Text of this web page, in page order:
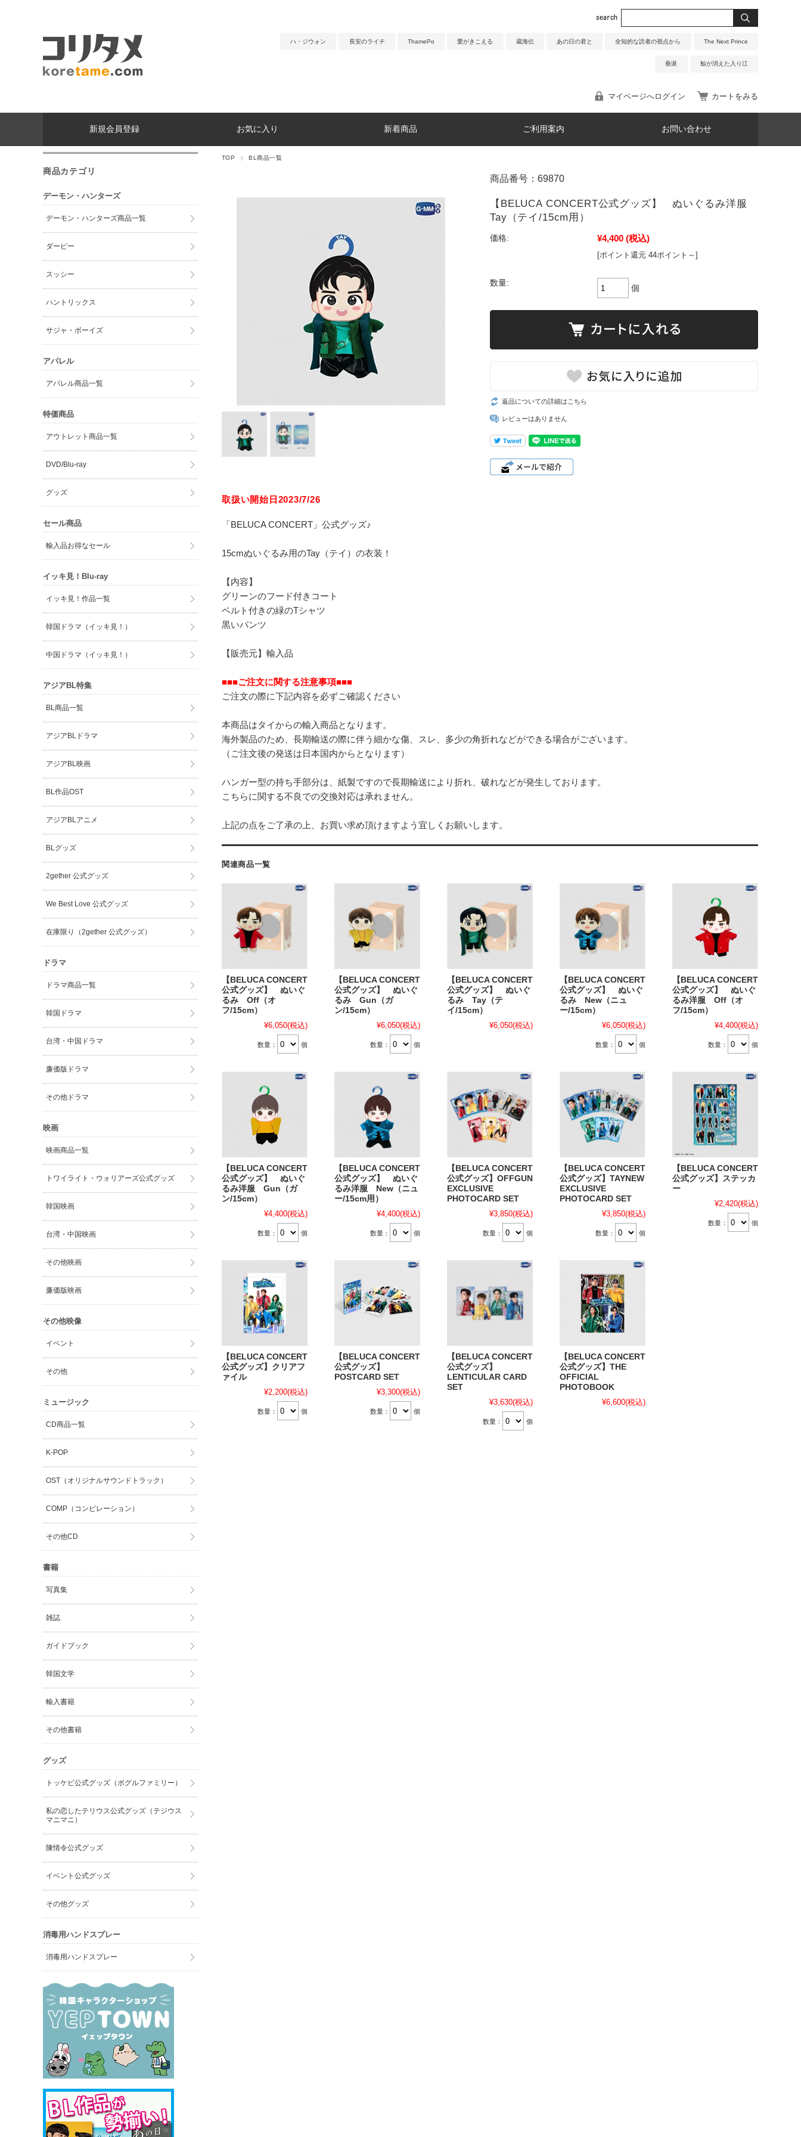
ハ・ジウォン 長安のライチ ThamePo 愛がきこえる 蔵海伝 あの日の君と 全知的な読者の視点から The Next Prince
垂涎 鯨が消えた入り江
マイページへログイン カートをみる
新規会員登録 お気に入り 新着商品 ご利用案内 お問い合わせ
TOP BL商品一覧
商品番号：69870
【BELUCA CONCERT公式グッズ】 ぬいぐるみ洋服
Tay（テイ/15cm用）
価格: ¥4,400 (税込)
[ポイント還元 44ポイント～]
数量:
個
返品についての詳細はこちら
レビューはありません
取扱い開始日2023/7/26
「BELUCA CONCERT」公式グッズ♪
15cmぬいぐるみ用のTay（テイ）の衣装！
【内容】
グリーンのフード付きコート
ベルト付きの緑のTシャツ
黒いパンツ
【販売元】輸入品
■■■ご注文に関する注意事項■■■
ご注文の際に下記内容を必ずご確認ください
本商品はタイからの輸入商品となります。
海外製品のため、長期輸送の際に伴う細かな傷、スレ、多少の角折れなどができる場合がございます。
（ご注文後の発送は日本国内からとなります）
ハンガー型の持ち手部分は、紙製ですので長期輸送により折れ、破れなどが発生しております。
こちらに関する不良での交換対応は承れません。
上記の点をご了承の上、お買い求め頂けますよう宜しくお願いします。
関連商品一覧
【BELUCA CONCERT
公式グッズ】 ぬいぐ
るみ Off（オ
フ/15cm）
¥6,050(税込)
数量： 個
【BELUCA CONCERT
公式グッズ】 ぬいぐ
るみ Gun（ガ
ン/15cm）
¥6,050(税込)
数量： 個
【BELUCA CONCERT
公式グッズ】 ぬいぐ
るみ Tay（テ
イ/15cm）
¥6,050(税込)
【BELUCA CONCERT
公式グッズ】 ぬいぐ
るみ New（ニュ
ー/15cm）
¥6,050(税込)
数量： 個
【BELUCA CONCERT
公式グッズ】 ぬいぐ
るみ洋服 Off（オ
フ/15cm）
¥4,400(税込)
数量： 個
【BELUCA CONCERT
公式グッズ】 ぬいぐ
るみ洋服 Gun（ガ
ン/15cm）
¥4,400(税込)
数量： 個
【BELUCA CONCERT
公式グッズ】 ぬいぐ
るみ洋服 New（ニュ
ー/15cm用）
¥4,400(税込)
数量： 個
【BELUCA CONCERT
公式グッズ】OFFGUN
EXCLUSIVE
PHOTOCARD SET
¥3,850(税込)
数量： 個
【BELUCA CONCERT
公式グッズ】TAYNEW
EXCLUSIVE
PHOTOCARD SET
¥3,850(税込)
数量： 個
【BELUCA CONCERT
公式グッズ】ステッカ
ー
¥2,420(税込)
数量： 個
【BELUCA CONCERT
公式グッズ】クリアフ
ァイル
¥2,200(税込)
数量： 個
【BELUCA CONCERT
公式グッズ】
POSTCARD SET
¥3,300(税込)
数量： 個
【BELUCA CONCERT
公式グッズ】
LENTICULAR CARD
SET
¥3,630(税込)
数量： 個
【BELUCA CONCERT
公式グッズ】THE
OFFICIAL
PHOTOBOOK
¥6,600(税込)
商品カテゴリ
デーモン・ハンターズ
デーモン・ハンターズ商品一覧
ダーピー
スッシー
ハントリックス
サジャ・ボーイズ
アパレル
アパレル商品一覧
特価商品
アウトレット商品一覧
DVD/Blu-ray
グッズ
セール商品
輸入品お得なセール
イッキ見！Blu-ray
イッキ見！作品一覧
韓国ドラマ（イッキ見！）
中国ドラマ（イッキ見！）
アジアBL特集
BL商品一覧
アジアBLドラマ
アジアBL映画
BL作品OST
アジアBLアニメ
BLグッズ
2gether 公式グッズ
We Best Love 公式グッズ
在庫限り（2gether 公式グッズ）
ドラマ
ドラマ商品一覧
韓国ドラマ
台湾・中国ドラマ
廉価版ドラマ
その他ドラマ
映画
映画商品一覧
トワイライト・ウォリアーズ公式グッズ
韓国映画
台湾・中国映画
その他映画
廉価版映画
その他映像
イベント
その他
ミュージック
CD商品一覧
K-POP
OST（オリジナルサウンドトラック）
COMP（コンピレーション）
その他CD
書籍
写真集
雑誌
ガイドブック
韓国文学
輸入書籍
その他書籍
グッズ
トッケビ公式グッズ（ボグルファミリー）
私の恋したテリウス公式グッズ（テジウス
マニマニ）
陳情令公式グッズ
イベント公式グッズ
その他グッズ
消毒用ハンドスプレー
消毒用ハンドスプレー